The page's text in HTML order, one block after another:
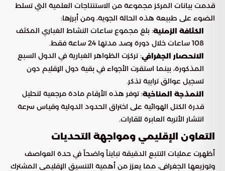
قدمت بيانات المركز مجموعة من الاستنتاجات العلمية التي تسلط
الضوء على طبيعة هذه الحالة الجوية، ومن أبرزها:
الكثافة الزمنية: بلغ مجموع ساعات النشاط الغباري المكثف
108 ساعات خلال دورة رصد مدتها 24 ساعة فقط.
الانحصار الجغرافي: تركزت الظواهر الغبارية في الدول السبع
المذكورة، بينما استقرت الأجواء في بقية دول الإقليم دون
تسجيل عوالق ترابية تذكر.
النمذجة المناخية: توفر هذه الأرقام مادة مرجعية لتحليل
قدرة الكتل الهوائية على اختراق الحدود الدولية وقياس سرعة
انتشار الأتربة العابرة للقارات.
التعاون الإقليمي ومواجهة التحديات
أظهرت عمليات التتبع الدقيقة تبايناً واضحاً في حدة العواصف
وتوزيعها الجغرافي، مما يعزز من أهمية التنسيق الإقليمي المشترك